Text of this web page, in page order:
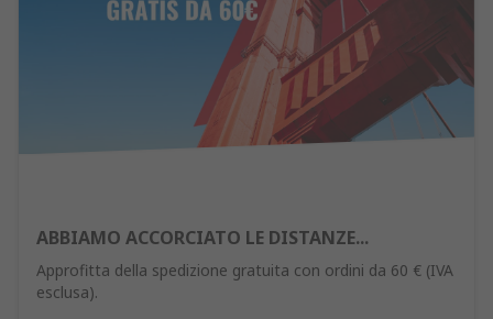
ABBIAMO ACCORCIATO LE DISTANZE...
Approfitta della spedizione gratuita con ordini da 60 € (IVA
esclusa).